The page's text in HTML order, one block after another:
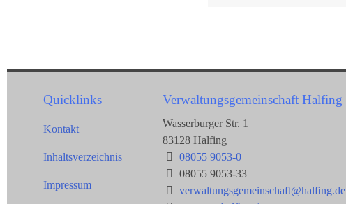
Quicklinks
Kontakt
Inhaltsverzeichnis
Impressum
Verwaltungsgemeinschaft Halfing
Wasserburger Str. 1
83128 Halfing
08055 9053-0
08055 9053-33
verwaltungsgemeinschaft@halfing.de